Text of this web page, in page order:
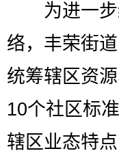
为进一步
络，丰荣街
统筹辖区资
10个社区标
辖区业态特